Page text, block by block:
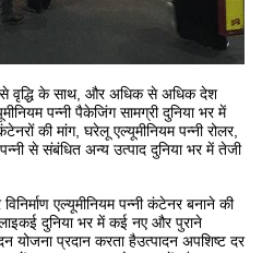
से वृद्धि के साथ, और अधिक से अधिक देश
पन्नी पैकेजिंग सामग्री दुनिया भर में
की मांग, घरेलू एल्यूमीनियम पन्नी रोलर,
से संबंधित अन्य उत्पाद दुनिया भर में तेजी
एल्यूमीनियम पन्नी कंटेनर बनाने की
दुनिया भर में कई नए और पुराने
योजना प्रदान करता हैउत्पादन अपशिष्ट दर